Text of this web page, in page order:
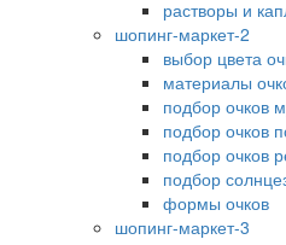
растворы и
шопинг-маркет-2
выбор цвета
материалы
подбор очков
подбор очков
подбор очков
подбор
формы очков
шопинг-маркет-3